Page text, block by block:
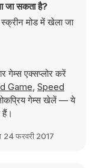
जा सकता है?
मोड में खेला जा
गेम्स एक्सप्लोर करें
Game, Speed
गेम्स खेलें — ये
24 फरवरी 2017